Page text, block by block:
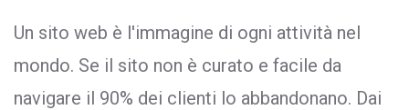
Un sito web è l'immagine di ogni attività nel
mondo. Se il sito non è curato e facile da
navigare il 90% dei clienti lo abbandonano. Dai